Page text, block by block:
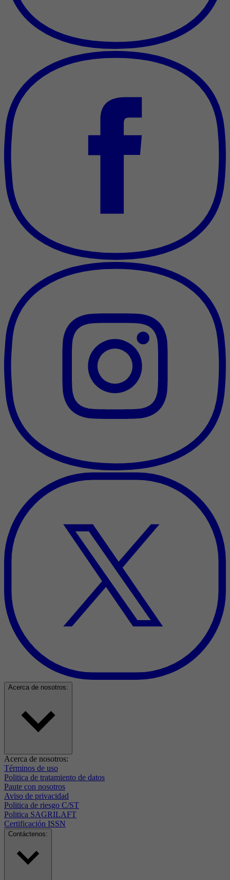
Acerca de nosotros:
Acerca de nosotros:
Términos de uso
Politica de tratamiento de datos
Paute con nosotros
Aviso de privacidad
Politica de riesgo C/ST
Politica SAGRILAFT
Certificación ISSN
Contáctenos: